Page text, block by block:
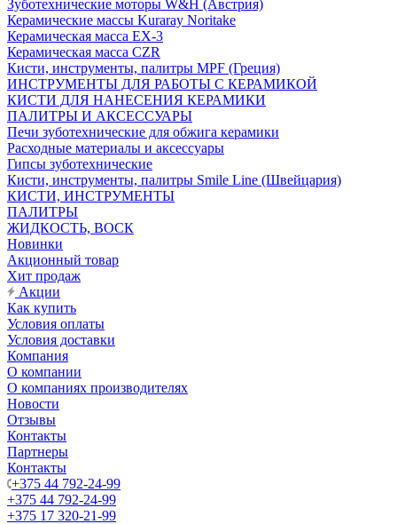
Зуботехнические моторы W&H (Австрия)
Керамические массы Kuraray Noritake
Керамическая масса EX-3
Керамическая масса CZR
Кисти, инструменты, палитры MPF (Греция)
ИНСТРУМЕНТЫ ДЛЯ РАБОТЫ С КЕРАМИКОЙ
КИСТИ ДЛЯ НАНЕСЕНИЯ КЕРАМИКИ
ПАЛИТРЫ И АКСЕССУАРЫ
Печи зуботехнические для обжига керамики
Расходные материалы и аксессуары
Гипсы зуботехнические
Кисти, инструменты, палитры Smile Line (Швейцария)
КИСТИ, ИНСТРУМЕНТЫ
ПАЛИТРЫ
ЖИДКОСТЬ, ВОСК
Новинки
Акционный товар
Хит продаж
Акции
Как купить
Условия оплаты
Условия доставки
Компания
О компании
О компаниях производителях
Новости
Отзывы
Контакты
Партнеры
Контакты
+375 44 792-24-99
+375 44 792-24-99
+375 17 320-21-99